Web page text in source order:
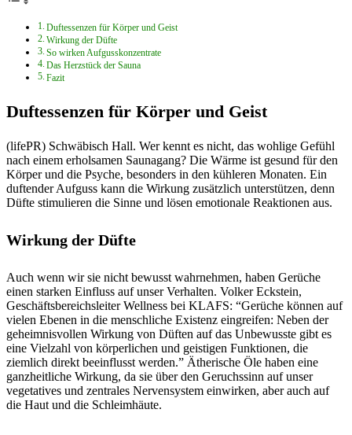
Duftessenzen für Körper und Geist
Wirkung der Düfte
So wirken Aufgusskonzentrate
Das Herzstück der Sauna
Fazit
Duftessenzen für Körper und Geist
(lifePR) Schwäbisch Hall. Wer kennt es nicht, das wohlige Gefühl
nach einem erholsamen Saunagang? Die Wärme ist gesund für den
Körper und die Psyche, besonders in den kühleren Monaten. Ein
duftender Aufguss kann die Wirkung zusätzlich unterstützen, denn
Düfte stimulieren die Sinne und lösen emotionale Reaktionen aus.
Wirkung der Düfte
Auch wenn wir sie nicht bewusst wahrnehmen, haben Gerüche
einen starken Einfluss auf unser Verhalten. Volker Eckstein,
Geschäftsbereichsleiter Wellness bei KLAFS: “Gerüche können auf
vielen Ebenen in die menschliche Existenz eingreifen: Neben der
geheimnisvollen Wirkung von Düften auf das Unbewusste gibt es
eine Vielzahl von körperlichen und geistigen Funktionen, die
ziemlich direkt beeinflusst werden.” Ätherische Öle haben eine
ganzheitliche Wirkung, da sie über den Geruchssinn auf unser
vegetatives und zentrales Nervensystem einwirken, aber auch auf
die Haut und die Schleimhäute.